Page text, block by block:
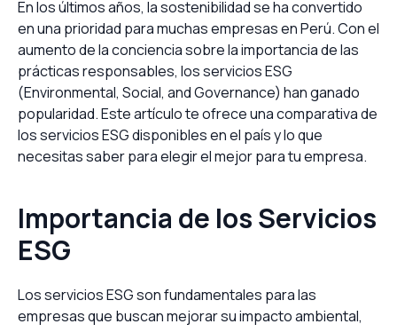
En los últimos años, la sostenibilidad se ha convertido
en una prioridad para muchas empresas en Perú. Con el
aumento de la conciencia sobre la importancia de las
prácticas responsables, los servicios ESG
(Environmental, Social, and Governance) han ganado
popularidad. Este artículo te ofrece una comparativa de
los servicios ESG disponibles en el país y lo que
necesitas saber para elegir el mejor para tu empresa.
Importancia de los Servicios
ESG
Los servicios ESG son fundamentales para las
empresas que buscan mejorar su impacto ambiental,